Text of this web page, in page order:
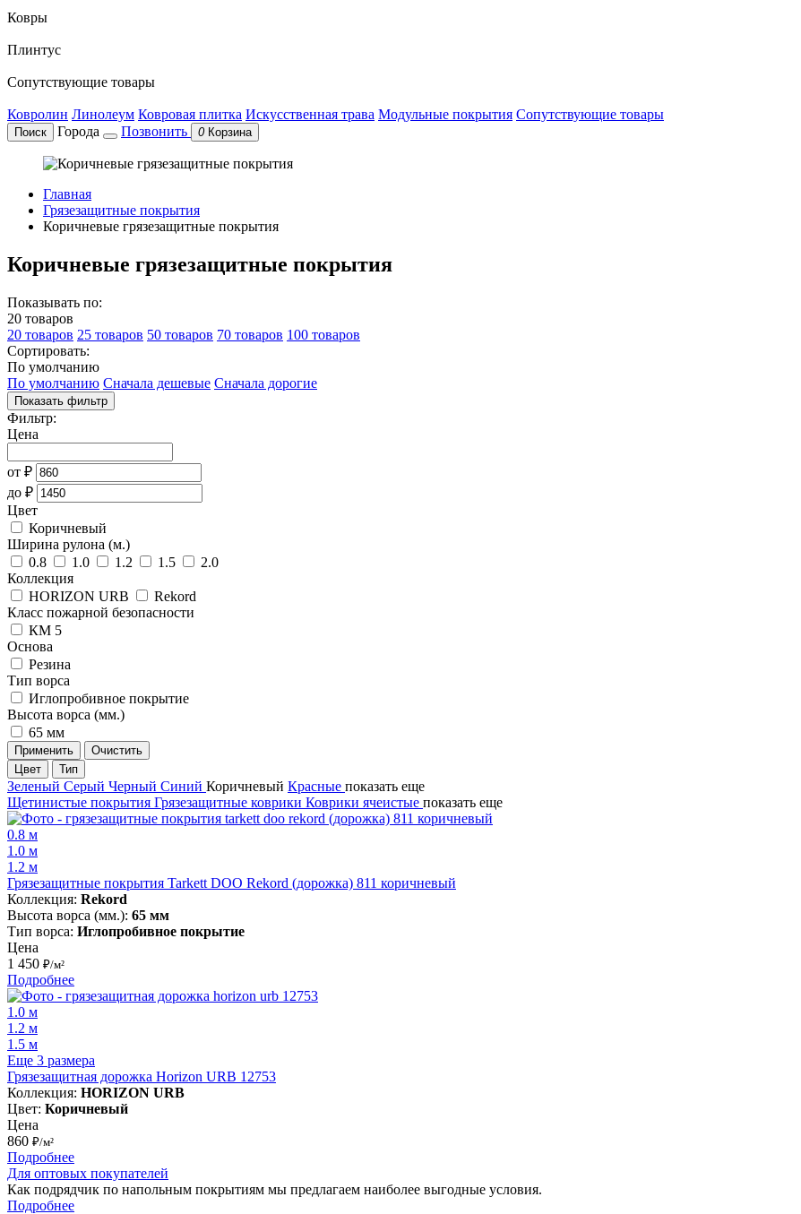
Ковры
Плинтус
Сопутствующие товары
Ковролин Линолеум Ковровая плитка Искусственная трава Модульные покрытия Сопутствующие товары
Поиск Города Позвонить 0 Корзина
Главная
Грязезащитные покрытия
Коричневые грязезащитные покрытия
Коричневые грязезащитные покрытия
Показывать по:
20 товаров
20 товаров 25 товаров 50 товаров 70 товаров 100 товаров
Сортировать:
По умолчанию
По умолчанию Сначала дешевые Сначала дорогие
Показать фильтр
Фильтр:
Цена
от ₽
до ₽
Цвет
Коричневый
Ширина рулона (м.)
0.8
1.0 1.2 1.5
2.0
Коллекция
HORIZON URB
Rekord
Класс пожарной безопасности
КМ 5
Основа
Резина
Тип ворса
Иглопробивное покрытие
Высота ворса (мм.)
65 мм
Применить
Очистить
Цвет
Тип
Зеленый Серый Черный Синий Коричневый Красные показать еще
Щетинистые покрытия Грязезащитные коврики Коврики ячеистые показать еще
0.8 м
1.0 м
1.2 м
Грязезащитные покрытия Tarkett DOO Rekord (дорожка) 811 коричневый
Коллекция: Rekord
Высота ворса (мм.): 65 мм
Тип ворса: Иглопробивное покрытие
Цена
1 450 ₽/м²
Подробнее
1.0 м
1.2 м
1.5 м
Еще 3 размера
Грязезащитная дорожка Horizon URB 12753
Коллекция: HORIZON URB
Цвет: Коричневый
Цена
860 ₽/м²
Подробнее
Для оптовых покупателей
Как подрядчик по напольным покрытиям мы предлагаем наиболее выгодные условия.
Подробнее